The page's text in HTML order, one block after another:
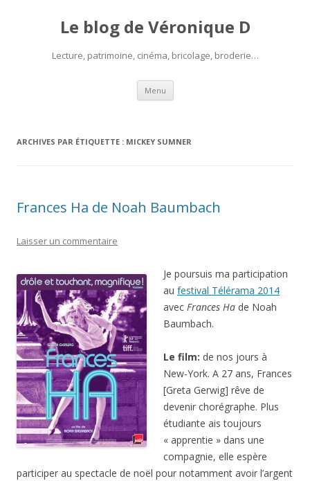
Le blog de Véronique D
Lecture, patrimoine, cinéma, bricolage, broderie…
Menu Aller
contenu
ARCHIVES PAR ÉTIQUETTE : MICKEY SUMNER
Frances Ha de Noah Baumbach
Laisser un commentaire
Je poursuis ma participation
au festival Télérama 2014
avec Frances Ha de Noah
Baumbach.
Le film: de nos jours à
New-York. A 27 ans, Frances
[Greta Gerwig] rêve de
devenir chorégraphe. Plus
étudiante ais toujours
« apprentie » dans une
compagnie, elle espère
participer au spectacle de noël pour notamment avoir l’argent